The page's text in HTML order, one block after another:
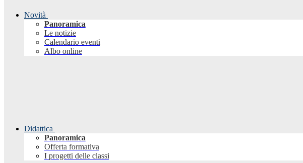
Novità
Panoramica
Le notizie
Calendario eventi
Albo online
Didattica
Panoramica
Offerta formativa
I progetti delle classi